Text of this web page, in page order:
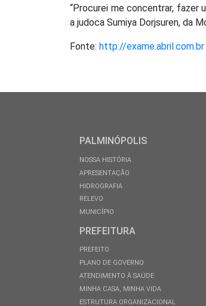
“Procurei me concentrar, fazer
a judoca Sumiya Dorjsuren, da
Fonte: http://exame.abril.com.br
PALMINÓPOLIS
NOSSA HISTÓRIA
APRESENTAÇÃO
HIDROGRAFIA
RELEVO
MUNICÍPIO
PREFEITURA
PREFEITO
PLANO DE GOVERNO
ATENDIMENTO À SAÚDE
MINHA CASA, MINHA VIDA
ESTRUTURA ORGANIZACIONAL